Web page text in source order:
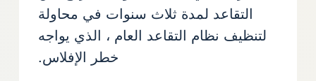
التقاعد لمدة ثلاث سنوات في محاولة
لتنظيف نظام التقاعد العام ، الذي يواجه
خطر الإفلاس.